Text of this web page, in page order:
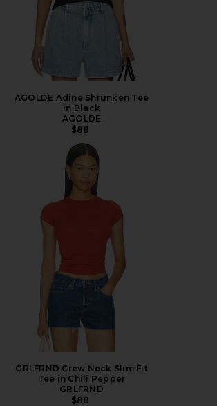
AGOLDE Adine Shrunken Tee
in Black
AGOLDE
$88
GRLFRND Crew Neck Slim Fit
Tee in Chili Pepper
GRLFRND
$88